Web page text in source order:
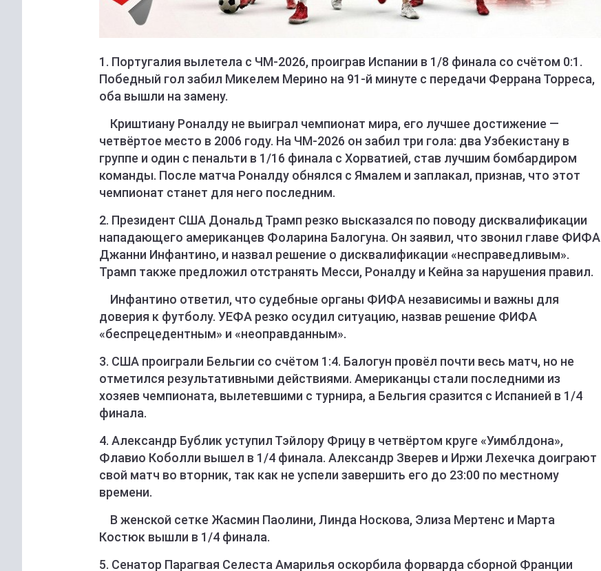
1. Португалия вылетела с ЧМ-2026, проиграв Испании в 1/8 финала со счётом 0:1.
Победный гол забил Микелем Мерино на 91-й минуте с передачи Феррана Торреса,
оба вышли на замену.
Криштиану Роналду не выиграл чемпионат мира, его лучшее достижение —
четвёртое место в 2006 году. На ЧМ-2026 он забил три гола: два Узбекистану в
группе и один с пенальти в 1/16 финала с Хорватией, став лучшим бомбардиром
команды. После матча Роналду обнялся с Ямалем и заплакал, признав, что этот
чемпионат станет для него последним.
2. Президент США Дональд Трамп резко высказался по поводу дисквалификации
нападающего американцев Фоларина Балогуна. Он заявил, что звонил главе ФИФА
Джанни Инфантино, и назвал решение о дисквалификации «несправедливым».
Трамп также предложил отстранять Месси, Роналду и Кейна за нарушения правил.
Инфантино ответил, что судебные органы ФИФА независимы и важны для
доверия к футболу. УЕФА резко осудил ситуацию, назвав решение ФИФА
«беспрецедентным» и «неоправданным».
3. США проиграли Бельгии со счётом 1:4. Балогун провёл почти весь матч, но не
отметился результативными действиями. Американцы стали последними из
хозяев чемпионата, вылетевшими с турнира, а Бельгия сразится с Испанией в 1/4
финала.
4. Александр Бублик уступил Тэйлору Фрицу в четвёртом круге «Уимблдона»,
Флавио Коболли вышел в 1/4 финала. Александр Зверев и Иржи Лехечка доиграют
свой матч во вторник, так как не успели завершить его до 23:00 по местному
времени.
В женской сетке Жасмин Паолини, Линда Носкова, Элиза Мертенс и Марта
Костюк вышли в 1/4 финала.
5. Сенатор Парагвая Селеста Амарилья оскорбила форварда сборной Франции